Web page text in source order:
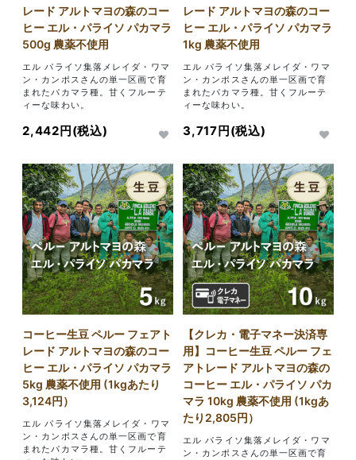
レード アルトマヨの森のコー
ヒー エル・パライソ パカマラ
500g 農薬不使用
エル パライソ集落メレイダ・ワマ
ン・カンポスさんの単一区画で育
まれたパカマラ種。甘くフルーテ
ィーな味わい。
2,442円(税込)
レード アルトマヨの森のコー
ヒー エル・パライソ パカマラ
1kg 農薬不使用
エル パライソ集落メレイダ・ワマ
ン・カンポスさんの単一区画で育
まれたパカマラ種。甘くフルーテ
ィーな味わい。
3,717円(税込)
コーヒー生豆 ペルー フェアト
レード アルトマヨの森のコー
ヒー エル・パライソ パカマラ
5kg 農薬不使用 (1kgあたり
3,124円）
エル パライソ集落メレイダ・ワマ
ン・カンポスさんの単一区画で育
まれたパカマラ種。甘くフルーテ
【クレカ・電子マネー決済専
用】コーヒー生豆 ペルー フェ
アトレード アルトマヨの森の
コーヒー エル・パライソ パカ
マラ 10kg 農薬不使用 (1kgあ
たり2,805円）
エル パライソ集落メレイダ・ワマ
ン・カンポスさんの単一区画で育